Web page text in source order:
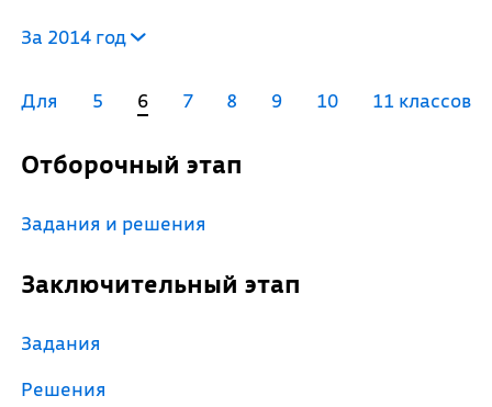
За 2014 год
Для 5 6 7 8 9 10 11 классов
Отборочный этап
Задания и решения
Заключительный этап
Задания
Решения